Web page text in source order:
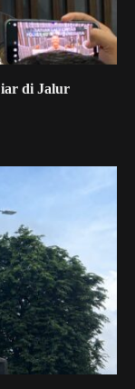
di Jalur